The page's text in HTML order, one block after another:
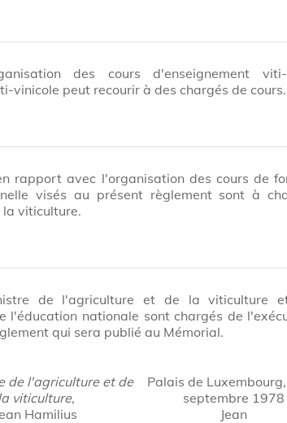
des cours d'enseignement viti-
vinicole peut recourir à des chargés de cours.
rapport avec l'organisation des cours de
visés au présent règlement sont à
viticulture.
de l'agriculture et de la viticulture
l'éducation nationale sont chargés de
qui sera publié au Mémorial.
de l'agriculture et de
viticulture,
Hamilius
Palais de
septembre 1978
Jean